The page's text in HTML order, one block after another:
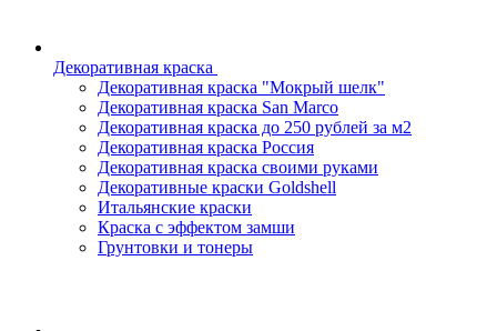
Декоративная краска
Декоративная краска "Мокрый шелк"
Декоративная краска San Marco
Декоративная краска до 250 рублей за м2
Декоративная краска Россия
Декоративная краска своими руками
Декоративные краски Goldshell
Итальянские краски
Краска с эффектом замши
Грунтовки и тонеры